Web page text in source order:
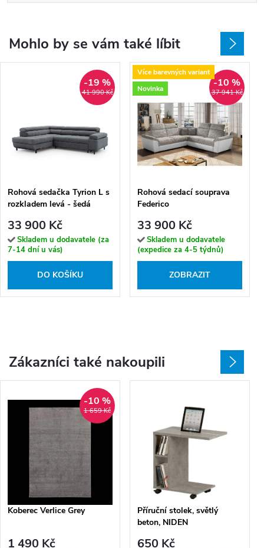
Mohlo by se vám také líbit
41 990 Kč
-19 %
Rohová sedačka Tyrion L s
rozkladem levá - šedá
33 900 Kč
Skladem u dodavatele (za
7-14 dní u vás)
DO KOŠÍKU
37 941 Kč
-10 %
Více barevných variant
Novinka
Rohová sedací souprava
Federico
33 900 Kč
Skladem u dodavatele
(expedice za 4-5 týdnů)
ZOBRAZIT
Zákazníci také nakoupili
1 659 Kč
-10 %
Koberec Verlice Grey
1 490 Kč
Příruční stolek, světlý
beton, NIDEN
650 Kč